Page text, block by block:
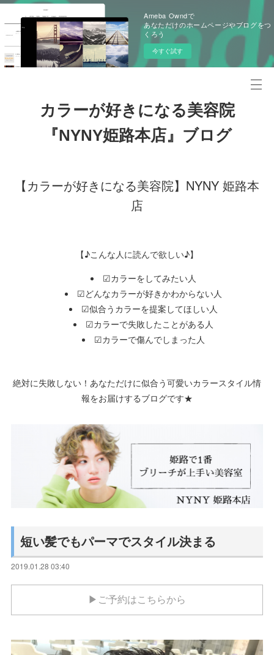
Ameba Owndで
あなただけのホームページやブログをつ
くろう
今すぐ試す
カラーが好きになる美容院
『NYNY姫路本店』ブログ
【カラーが好きになる美容院】NYNY 姫路本
店
【♪こんな人に読んで欲しい♪】
☑カラーをしてみたい人
☑どんなカラーが好きかわからない人
☑似合うカラーを提案してほしい人
☑カラーで失敗したことがある人
☑カラーで傷んでしまった人
絶対に失敗しない！あなただけに似合う可愛いカラースタイル情
報をお届けするブログです★
短い髪でもパーマでスタイル決まる
2019.01.28 03:40
▶ご予約はこちらから